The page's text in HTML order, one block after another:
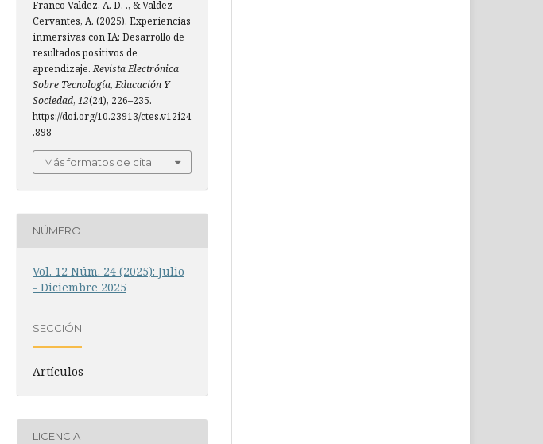
Franco Valdez, A. D. ., & Valdez
Cervantes, A. (2025). Experiencias
inmersivas con IA: Desarrollo de
resultados positivos de
aprendizaje.Revista Electrónica
Sobre Tecnología, Educación Y
Sociedad, 12(24), 226–235.
https://doi.org/10.23913/ctes.v12i24
.898
Más formatos de cita
NÚMERO
Vol. 12 Núm. 24 (2025): Julio
- Diciembre 2025
SECCIÓN
Artículos
LICENCIA